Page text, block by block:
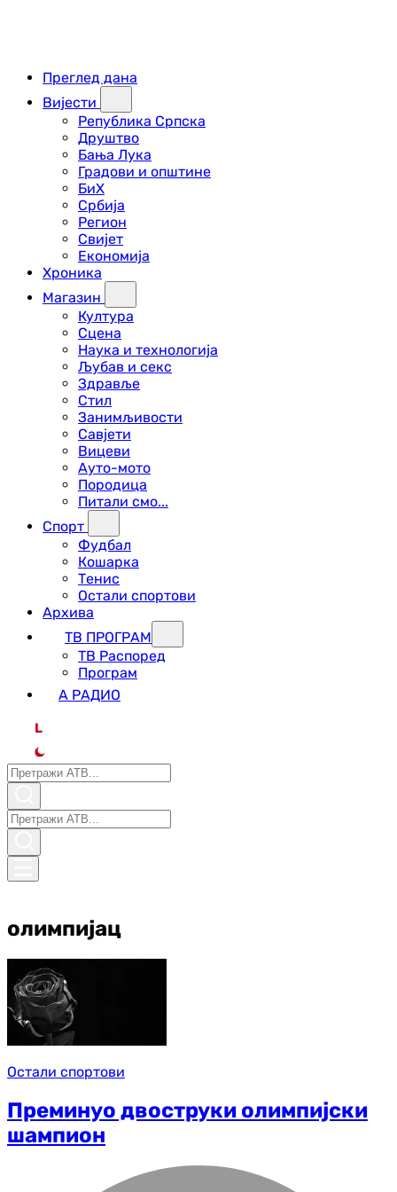
Преглед дана
Вијести
Република Српска
Друштво
Бања Лука
Градови и општине
БиХ
Србија
Регион
Свијет
Економија
Хроника
Магазин
Култура
Сцена
Наука и технологија
Љубав и секс
Здравље
Стил
Занимљивости
Савјети
Вицеви
Ауто-мото
Породица
Питали смо...
Спорт
Фудбал
Кошарка
Тенис
Остали спортови
Архива
ТВ ПРОГРАМ
ТВ Распоред
Програм
А РАДИО
L
олимпијац
Остали спортови
Преминуо двоструки олимпијски
шампион